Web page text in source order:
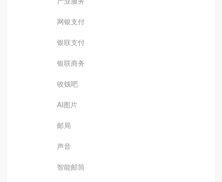
网银支付
银联支付
银联商务
收钱吧
AI图片
邮局
声音
智能邮筒